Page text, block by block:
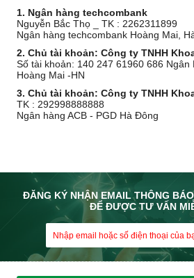
1. Ngân hàng techcombank
Nguyễn Bắc Thọ _ TK : 2262311899
Ngân hàng techcombank Hoàng Mai,
2. Chủ tài khoản: Công ty TNHH
Số tài khoản: 140 247 61960 686 Ngân
Hoàng Mai -HN
3. Chủ tài khoản: Công ty TNHH
TK : 292998888888
Ngân hàng ACB - PGD Hà Đông
ĐĂNG KÝ NHẬN EMAIL THÔNG
ĐỂ ĐƯỢC TƯ VẤN